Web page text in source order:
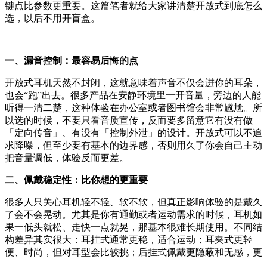
键点比参数更重要。这篇笔者就给大家讲清楚开放式到底怎么
选，以后不用开盲盒。
一、漏音控制：最容易后悔的点
开放式耳机天然不封闭，这就意味着声音不仅会进你的耳朵，
也会“跑”出去。很多产品在安静环境里一开音量，旁边的人能
听得一清二楚，这种体验在办公室或者图书馆会非常尴尬。所
以选的时候，不要只看音质宣传，反而要多留意它有没有做
「定向传音」、有没有「控制外泄」的设计。开放式可以不追
求降噪，但至少要有基本的边界感，否则用久了你会自己主动
把音量调低，体验反而更差。
二、佩戴稳定性：比你想的更重要
很多人只关心耳机轻不轻、软不软，但真正影响体验的是戴久
了会不会晃动。尤其是你有通勤或者运动需求的时候，耳机如
果一低头就松、走快一点就晃，那基本很难长期使用。不同结
构差异其实很大：耳挂式通常更稳，适合运动；耳夹式更轻
便、时尚，但对耳型会比较挑；后挂式佩戴更隐蔽和无感，更